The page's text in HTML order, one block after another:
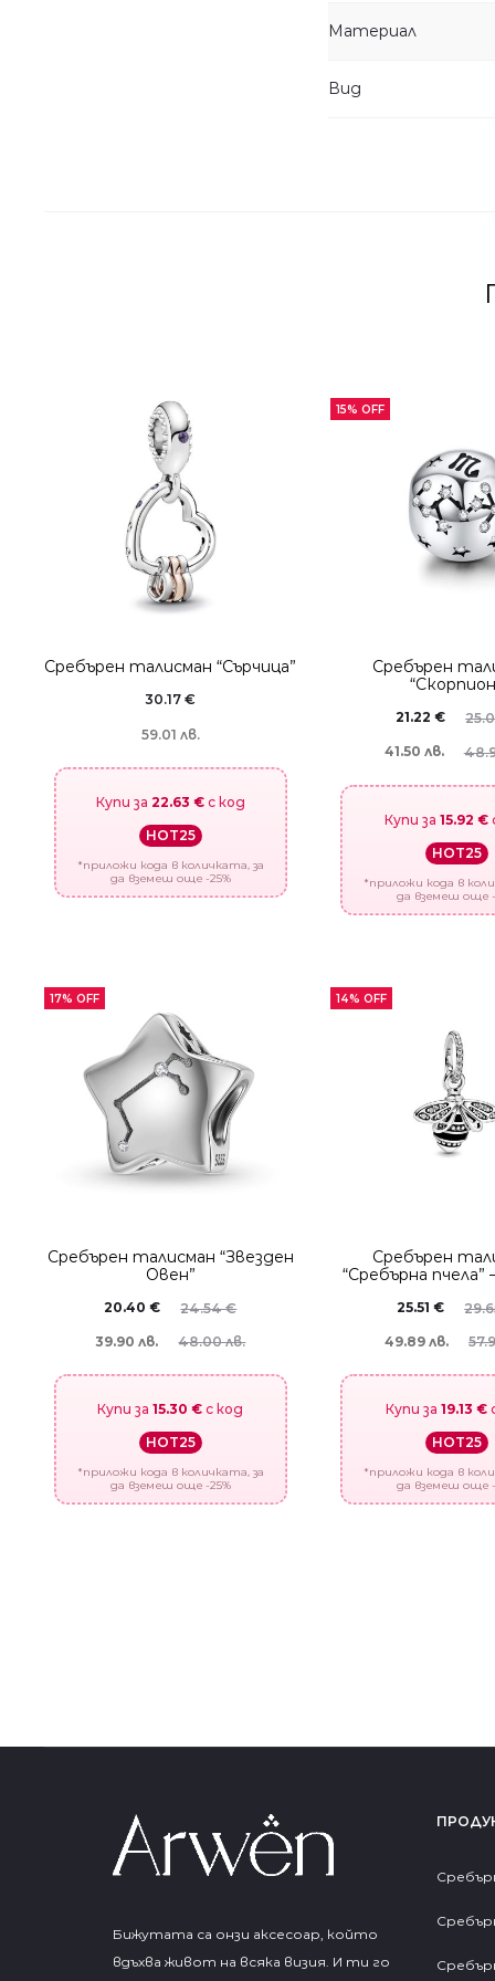
Материал
Вид
Сребърен талисман “Сърчица”
30.17€
59.01 лв.
Купи за 22.63 €с код
HOT25
*приложи кода в количката, за
да вземеш още -25%
15% OFF
Сребърен
21.22€
41.50 лв.
Купи за 15.92 €
HOT25
*приложи кода в
да вземеш още -
17% OFF
Сребърен талисман “Звезден
Овен”
24.54€
20.40€
48.00 лв.
39.90 лв.
Купи за15.30 € с код
HOT25
*приложи кода в количката, за
да вземеш още -25%
14% OFF
Сребърен
“Сребърна пчела”
25.51€
49.89 лв.
Купи за 19.13 €
HOT25
*приложи кода в
да вземеш още -
Бижутата са онзи аксесоар, който
вдъхва живот на всяка визия. И ти го